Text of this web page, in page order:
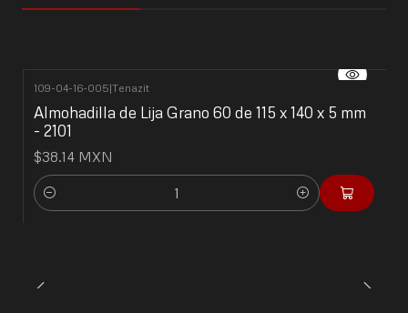
109-04-16-005|Tenazit
Almohadilla de Lija Grano 60 de 115 x 140 x 5 mm
- 2101
$38.14 MXN
Cantidad